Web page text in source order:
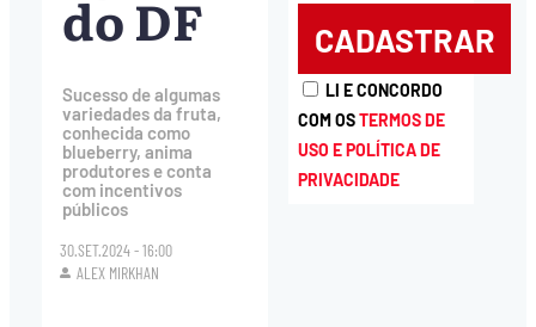
do DF
Sucesso de algumas
variedades da fruta,
conhecida como
blueberry, anima
produtores e conta
com incentivos
públicos
30.SET.2024 - 16:00
ALEX MIRKHAN
LI E CONCORDO
COM OSTERMOS DE
USO E POLÍTICA DE
PRIVACIDADE